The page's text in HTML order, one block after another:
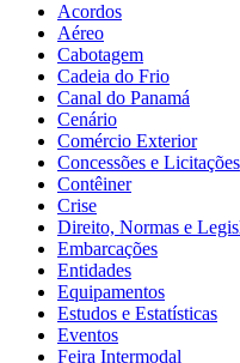
Acordos
Aéreo
Cabotagem
Cadeia do Frio
Canal do Panamá
Cenário
Comércio Exterior
Concessões e Licitações
Contêiner
Crise
Direito, Normas e
Embarcações
Entidades
Equipamentos
Estudos e Estatísticas
Eventos
Feira Intermodal